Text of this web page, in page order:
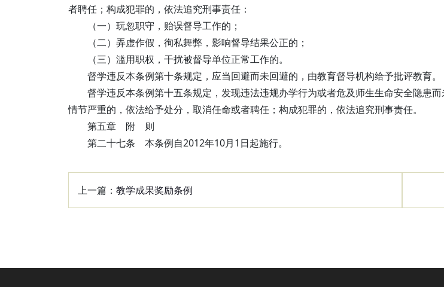
者聘任；构成犯罪的，依法追究刑事责任：
（一）玩忽职守，贻误督导工作的；
（二）弄虚作假，徇私舞弊，影响督导结果公正的；
（三）滥用职权，干扰被督导单位正常工作的。
督学违反本条例第十条规定，应当回避而未回避的，由教育督导机构给予批评教育。
督学违反本条例第十五条规定，发现违法违规办学行为或者危及师生生命安全隐患
情节严重的，依法给予处分，取消任命或者聘任；构成犯罪的，依法追究刑事责任。
第五章 附 则
第二十七条 本条例自2012年10月1日起施行。
上一篇： 教学成果奖励条例